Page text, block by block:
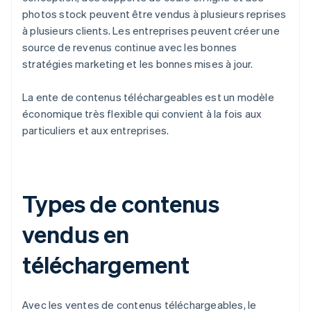
photos stock peuvent être vendus à plusieurs reprises
à plusieurs clients. Les entreprises peuvent créer une
source de revenus continue avec les bonnes
stratégies marketing et les bonnes mises à jour.
La ente de contenus téléchargeables est un modèle
économique très flexible qui convient à la fois aux
particuliers et aux entreprises.
Types de contenus
vendus en
téléchargement
Avec les ventes de contenus téléchargeables, le